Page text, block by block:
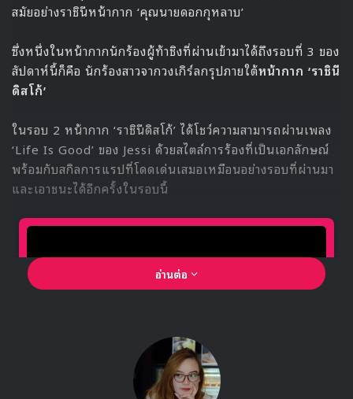
สมัยอย่างราชินีหน้ากาก ‘คุณนายดอกกุหลาบ’
ซึ่งหนึ่งในหน้ากากนักร้องผู้ท้าชิงที่ผ่านเข้ามาได้ถึงรอบที่ 3 ของ
สัปดาห์นี้ก็คือ นักร้องสาวจากวงเกิร์ลกรุปภายใต้หน้ากาก ‘ราชินี
ดิสโก้’
ในรอบ 2 หน้ากาก ‘ราชินีดิสโก้’ ได้โชว์ความสามารถผ่านเพลง
‘Life Is Good’ ของ Jessi ด้วยสไตล์การร้องที่เป็นเอกลักษณ์
พร้อมกับสกิลการแรปที่โดดเด่นเสมอเหมือนอย่างรอบที่ผ่านมา
และเอาชนะได้อีกครั้งในรอบนี้
อ่านต่อ